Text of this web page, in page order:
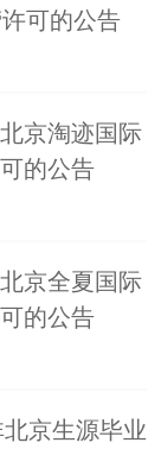
可的公告
京淘迹国际
的公告
京全夏国际
的公告
京生源毕业